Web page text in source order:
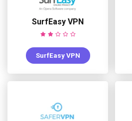
SurfEasy VPN
SurfEasy VPN